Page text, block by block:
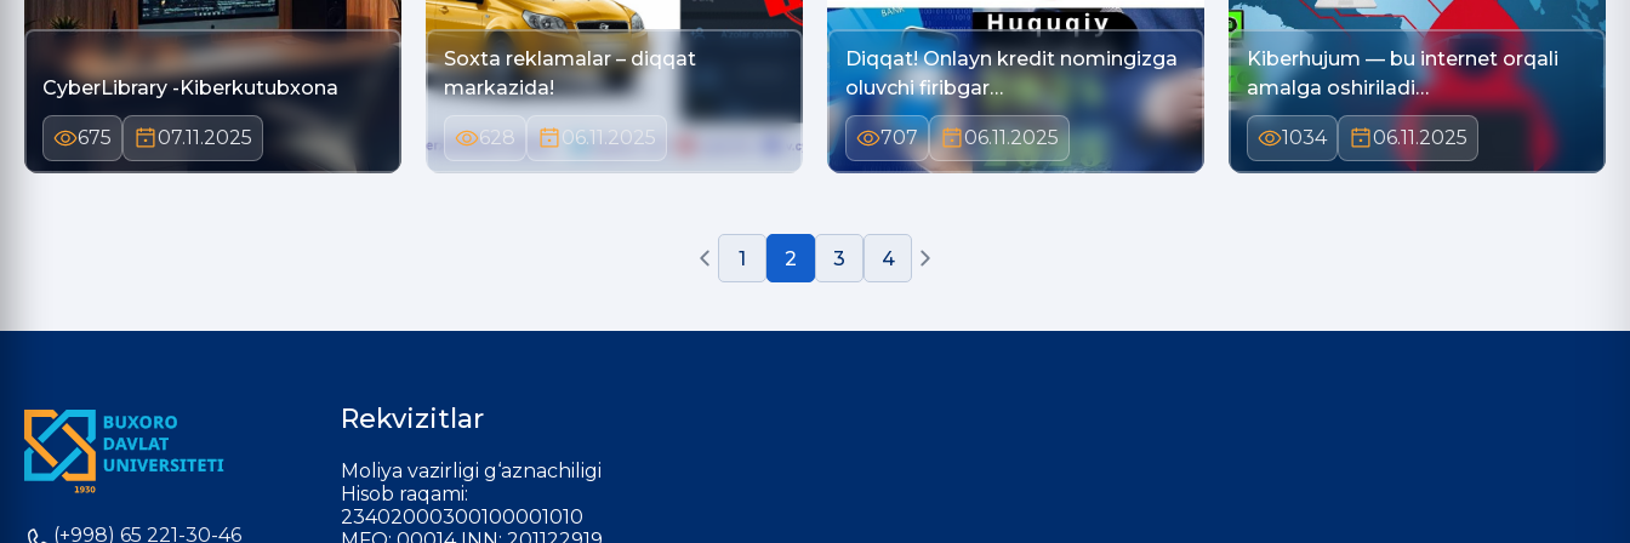
CyberLibrary -Kiberkutubxona
675 07.11.2025
Soxta reklamalar – diqqat
markazida!
628 06.11.2025
Diqqat! Onlayn kredit nomingizga
oluvchi firibgar…
707 06.11.2025
Kiberhujum — bu internet orqali
amalga oshiriladi…
1034 06.11.2025
1 2 3 4
(+998) 65 221-30-46
Rekvizitlar
Moliya vazirligi g‘aznachiligi
Hisob raqami:
23402000300100001010